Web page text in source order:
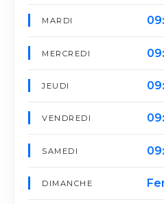
MARDI
MERCREDI
JEUDI
VENDREDI
SAMEDI
DIMANCHE